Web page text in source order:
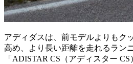
アディダスは、前モデルよりもク
高め、より長い距離を走れるラン
「ADISTAR CS（アディスター